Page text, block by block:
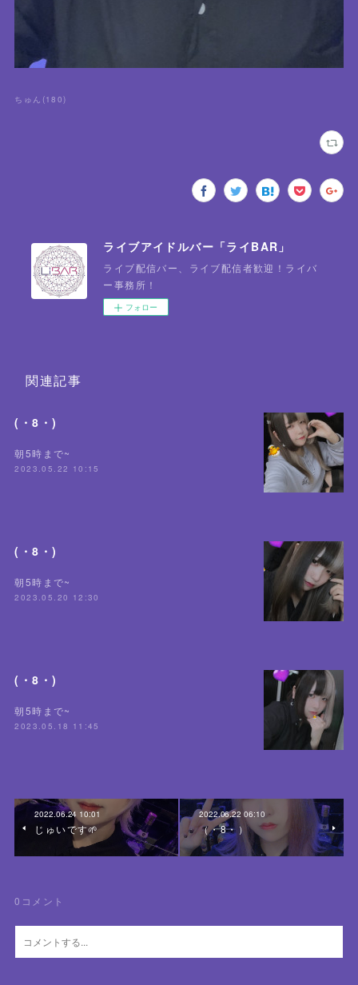
ちゅん (180)
ライブアイドルバー「ライBAR」
ライブ配信バー、ライブ配信者歓迎！ライバ
ー事務所！
フォロー
関連記事
(・8・)
朝5時まで~
2023.05.22 10:15
(・8・)
朝5時まで~
2023.05.20 12:30
(・8・)
朝5時まで~
2023.05.18 11:45
2022.06.24 10:01
じゅいです🌱
2022.06.22 06:10
（・8・）
0 コメント